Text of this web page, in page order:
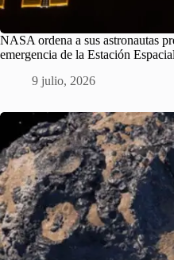
NASA ordena a sus astronautas
emergencia de la Estación
9 julio, 2026